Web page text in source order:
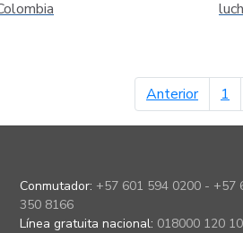
Anteriorpágina
1
Conmutador: +57 601 594 0200 - +57
350 8166
Línea gratuita nacional: 018000 120